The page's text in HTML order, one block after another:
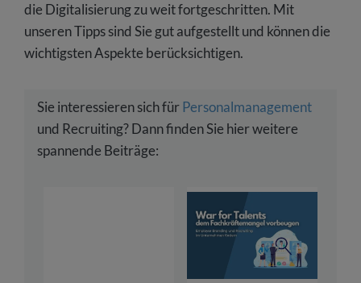
die Digitalisierung zu weit fortgeschritten. Mit
unseren Tipps sind Sie gut aufgestellt und können die
wichtigsten Aspekte berücksichtigen.
Sie interessieren sich fürPersonalmanagement
und Recruiting? Dann finden Sie hier weitere
spannende Beiträge: